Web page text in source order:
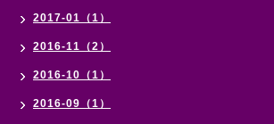
2017-01（1）
2016-11（2）
2016-10（1）
2016-09（1）